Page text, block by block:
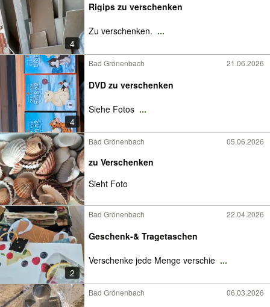
4
Rigips zu verschenken
Zu verschenken. ...
4
Bad Grönenbach 21.06.2026
DVD zu verschenken
Siehe Fotos ...
Bad Grönenbach 05.06.2026
zu Verschenken
Sieht Foto
2
Bad Grönenbach 22.04.2026
Geschenk-& Tragetaschen
Verschenke jede Menge verschie ...
Bad Grönenbach 06.03.2026